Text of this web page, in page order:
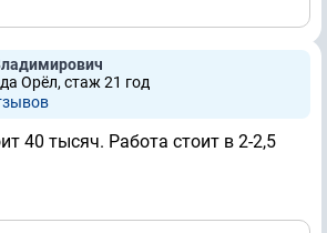
Орёл, стаж 21 год
40 тысяч. Работа стоит в 2-2,5